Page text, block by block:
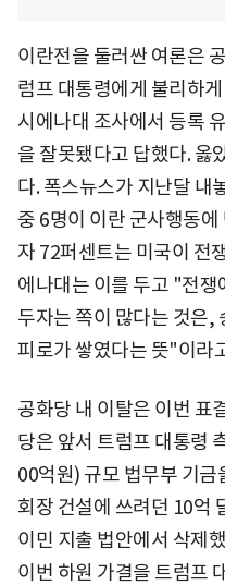
이란전을 둘러싼 여론은
럼프 대통령에게 불리하
시에나대 조사에서 등록
을 잘못됐다고 답했다. 옳
다. 폭스뉴스가 지난달 내
중 6명이 이란 군사행동
자 72퍼센트는 미국이 전
에나대는 이를 두고 "전쟁
두자는 쪽이 많다는 것은,
피로가 쌓였다는 뜻"이라
공화당 내 이탈은 이번 표
당은 앞서 트럼프 대통령
00억원) 규모 법무부 기금
회장 건설에 쓰려던 10억
이민 지출 법안에서 삭제
이번 하원 가결을 트럼프